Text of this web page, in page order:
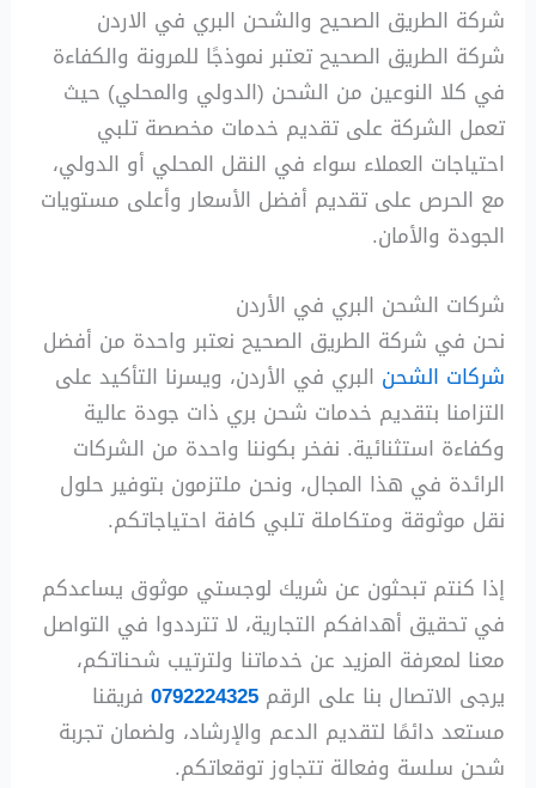
شركة الطريق الصحيح والشحن البري في الاردن
شركة الطريق الصحيح تعتبر نموذجًا للمرونة والكفاءة
في كلا النوعين من الشحن (الدولي والمحلي) حيث
تعمل الشركة على تقديم خدمات مخصصة تلبي
احتياجات العملاء سواء في النقل المحلي أو الدولي،
مع الحرص على تقديم أفضل الأسعار وأعلى مستويات
الجودة والأمان.
شركات الشحن البري في الأردن
نحن في شركة الطريق الصحيح نعتبر واحدة من أفضل
شركات الشحن البري في الأردن، ويسرنا التأكيد على
التزامنا بتقديم خدمات شحن بري ذات جودة عالية
وكفاءة استثنائية. نفخر بكوننا واحدة من الشركات
الرائدة في هذا المجال، ونحن ملتزمون بتوفير حلول
نقل موثوقة ومتكاملة تلبي كافة احتياجاتكم.
إذا كنتم تبحثون عن شريك لوجستي موثوق يساعدكم
في تحقيق أهدافكم التجارية، لا تترددوا في التواصل
معنا لمعرفة المزيد عن خدماتنا ولترتيب شحناتكم،
يرجى الاتصال بنا على الرقم0792224325 فريقنا
مستعد دائمًا لتقديم الدعم والإرشاد، ولضمان تجربة
شحن سلسة وفعالة تتجاوز توقعاتكم.